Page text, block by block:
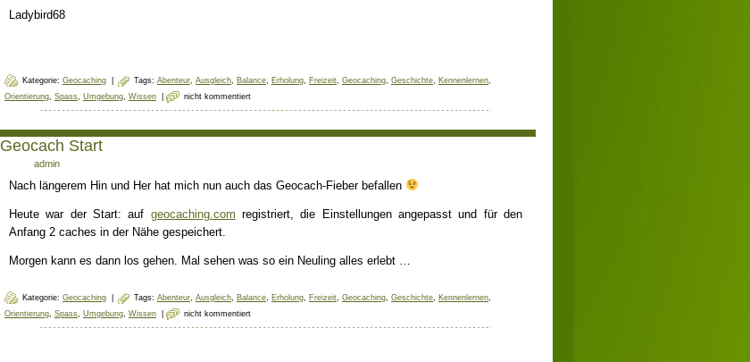
Ladybird68
Kategorie: Geocaching Tags: Abenteur, Ausgleich, Balance, Erholung, Freizeit, Geocaching, Geschichte, Kennenlernen,
Orientierung, Spass, Umgebung, Wissen nicht kommentiert
Geocach Start
admin
Nach längerem Hin und Her hat mich nun auch das Geocach-Fieber befallen
Heute war der Start: auf geocaching.com registriert, die Einstellungen angepasst und für den
Anfang 2 caches in der Nähe gespeichert.
Morgen kann es dann los gehen. Mal sehen was so ein Neuling alles erlebt …
Kategorie: Geocaching Tags: Abenteur, Ausgleich, Balance, Erholung, Freizeit, Geocaching, Geschichte, Kennenlernen,
Orientierung, Spass, Umgebung, Wissen nicht kommentiert